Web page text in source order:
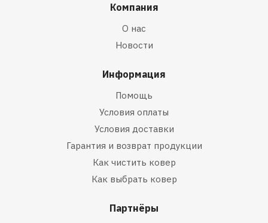
Компания
О нас
Новости
Информация
Помощь
Условия оплаты
Условия доставки
Гарантия и возврат продукции
Как чистить ковер
Как выбрать ковер
Партнёры